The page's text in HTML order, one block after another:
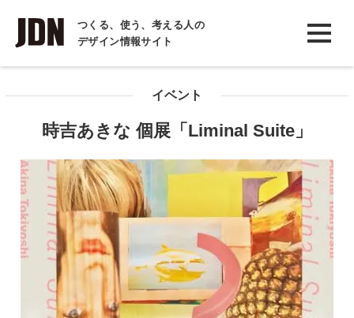
つくる、使う、考える人の
デザイン情報サイト
INTERVIEW
インタビュー
コラム
イベント
時吉あきな 個展「Liminal Suite」